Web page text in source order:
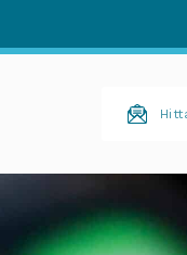
När automatisk